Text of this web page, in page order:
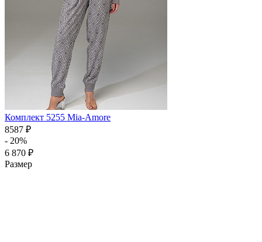
Комплект 5255 Mia-Amore
8587 ₽
- 20%
6 870 ₽
Размер